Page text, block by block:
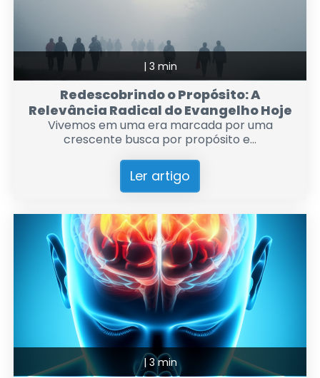
| 3 min
Redescobrindo o Propósito: A
Relevância Radical do Evangelho Hoje
Vivemos em uma era marcada por uma
crescente busca por propósito e...
Ler artigo
|3 min